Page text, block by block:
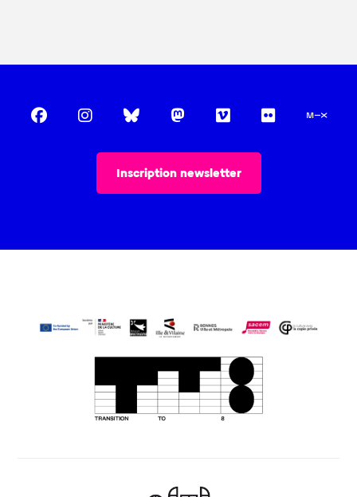
Inscription newsletter